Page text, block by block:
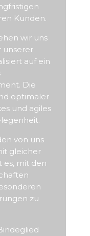
Kunden.
wir uns
unserer
auf ein
Die
optimaler
und agiles
von uns
gleicher
es, mit den
zu